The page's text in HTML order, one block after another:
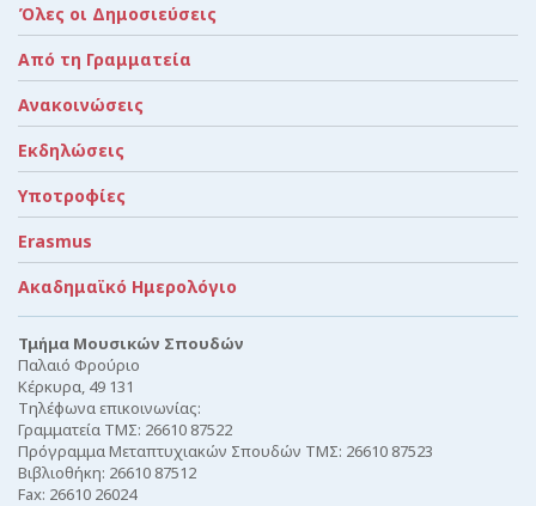
Όλες οι Δημοσιεύσεις
Από τη Γραμματεία
Ανακοινώσεις
Εκδηλώσεις
Υποτροφίες
Erasmus
Ακαδημαϊκό Ημερολόγιο
Τμήμα Μουσικών Σπουδών
Παλαιό Φρούριο
Κέρκυρα, 49 131
Τηλέφωνα επικοινωνίας:
Γραμματεία ΤΜΣ: 26610 87522
Πρόγραμμα Μεταπτυχιακών Σπουδών ΤΜΣ: 26610 87523
Βιβλιοθήκη: 26610 87512
Fax: 26610 26024